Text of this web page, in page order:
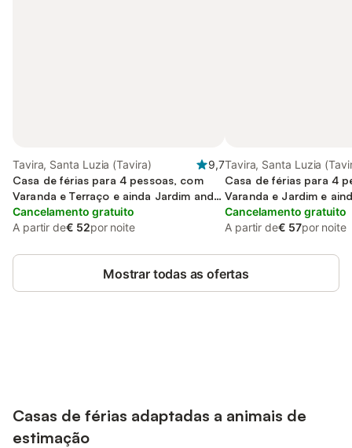
Tavira, Santa Luzia (Tavira)
9,7
Casa de férias para 4 pessoas, com
Varanda e Terraço e ainda Jardim and
Piscina infantil
Cancelamento gratuito
A partir de€ 52por noite
Tavira, Santa Luzia
Casa de férias para 4
Varanda e Jardim e
infantil and Piscina
Cancelamento gratuito
A partir de€ 57por noite
Mostrar todas as ofertas
Casas de férias adaptadas a animais de
estimação